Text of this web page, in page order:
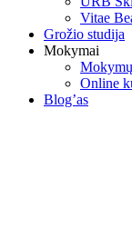
Vitae
Grožio studija
Mokymai
Online
Blog’as